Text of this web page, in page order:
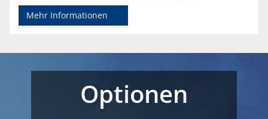
Mehr Informationen
Optionen